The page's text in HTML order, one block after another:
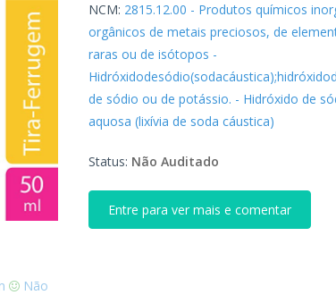
NCM: 2815.12.00 - Produtos químicos
orgânicos de metais preciosos, de
raras ou de isótopos -
de sódio ou de potássio. - Hidróxido de
aquosa (lixívia de soda cáustica)
Status: Não Auditado
Entre para ver mais e comentar
Não